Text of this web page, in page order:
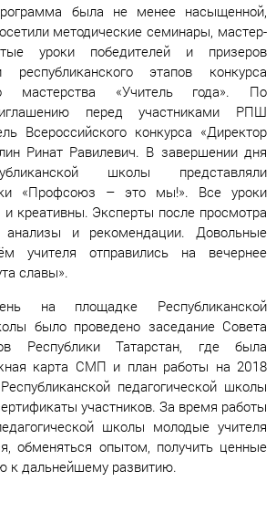
была не менее насыщенной,
методические семинары, мастер-
уроки победителей и призеров
республиканского этапов конкурса
мастерства «Учитель года». По
перед участниками РПШ
Всероссийского конкурса «Директор
Ринат Равилевич. В завершении дня
школы представляли
«Профсоюз – это мы!». Все уроки
креативны. Эксперты после просмотра
анализы и рекомендации. Довольные
учителя отправились на вечернее
славы».
на площадке Республиканской
было проведено заседание Совета
Республики Татарстан, где была
карта СМП и план работы на 2018
педагогической школы
участников. За время работы
школы молодые учителя
обменяться опытом, получить ценные
к дальнейшему развитию.